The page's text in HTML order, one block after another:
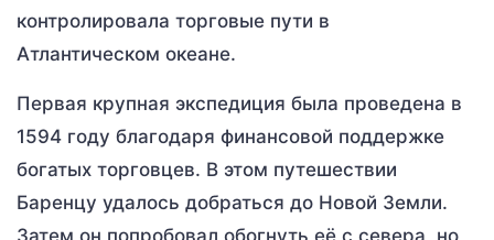
контролировала торговые пути в
Атлантическом океане.
Первая крупная экспедиция была проведена в
1594 году благодаря финансовой поддержке
богатых торговцев. В этом путешествии
Баренцу удалось добраться до Новой Земли.
Затем он попробовал обогнуть её с севера, но